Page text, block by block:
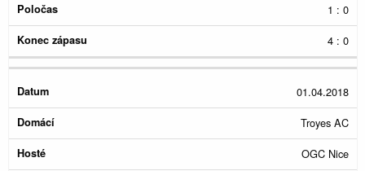
1 : 0
4 : 0
01.04.2018
Troyes AC
OGC Nice